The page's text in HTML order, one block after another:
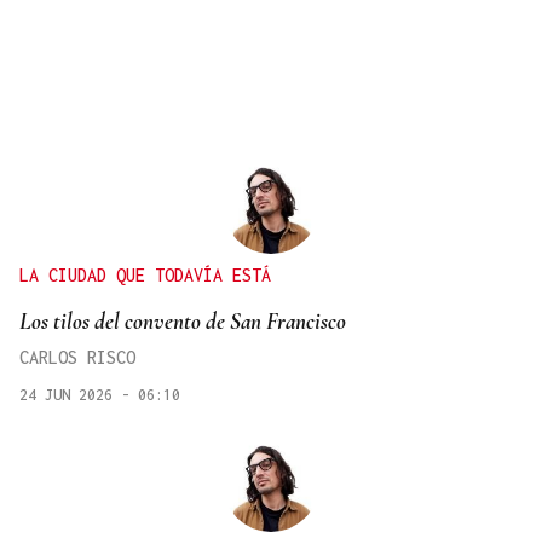
LA CIUDAD QUE TODAVÍA ESTÁ
Los tilos del convento de San Francisco
CARLOS RISCO
24 JUN 2026 - 06:10